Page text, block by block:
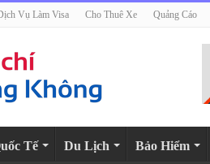
Vụ Làm Visa Cho Thuê Xe Quảng Cáo
Tế Du Lịch Bảo Hiểm